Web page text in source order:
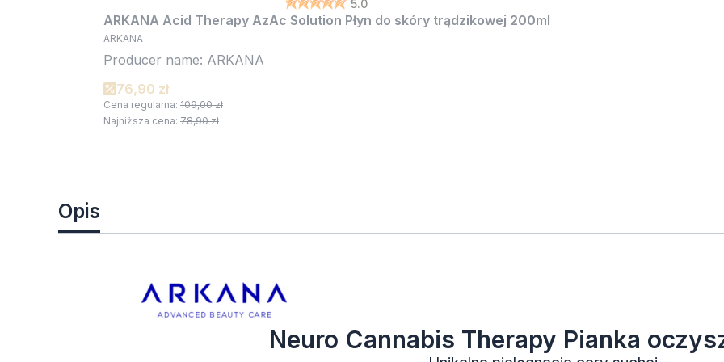
5.0
ARKANA Acid Therapy AzAc Solution Płyn do skóry trądzikowej 200ml
ARKANA
Producer name: ARKANA
76,90 zł
Cena regularna: 109,00 zł
Najniższa cena: 78,90 zł
Opis
Neuro Cannabis Therapy Pianka